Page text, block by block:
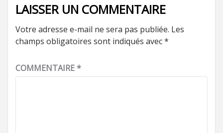
LAISSER UN COMMENTAIRE
Votre adresse e-mail ne sera pas publiée. Les
champs obligatoires sont indiqués avec*
COMMENTAIRE*